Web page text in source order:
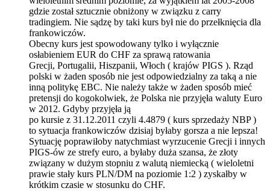
gdzie został sztucznie obniżony w związku z carry
tradingiem. Nie sądzę by taki kurs był nie do przełknięcia dla
frankowiczów.
Obecny kurs jest spowodowany tylko i wyłącznie
osłabieniem EUR do CHF za sprawą ratowania
Grecji, Portugalii, Hiszpanii, Włoch ( krajów PIGS ). Rząd
polski w żaden sposób nie jest odpowiedzialny za taką a nie
inną politykę EBC. Nie należy także w żaden sposób mieć
pretensji do kogokolwiek, że Polska nie przyjęła waluty Euro
w 2012. Gdyby przyjęła ją
po kursie z 31.12.2011 czyli 4.4879 ( kurs sprzedaży NBP )
to sytuacja frankowiczów dzisiaj byłaby gorsza a nie lepsza!
Sytuację poprawiłoby natychmiast wyrzucenie Grecji i innych
PIGS-ów ze strefy euro, a byłaby duża szansa, że złoty
związany w dużym stopniu z walutą niemiecką ( wieloletni
prawie stały kurs PLN/DM na poziomie 1:2 ) zyskałby w
krótkim czasie w stosunku do CHF.